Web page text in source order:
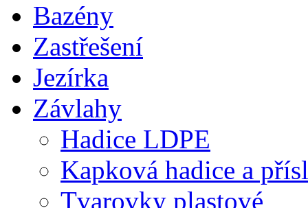
Bazény
Zastřešení
Jezírka
Závlahy
Hadice LDPE
Kapková hadice a
Tvarovky plastové